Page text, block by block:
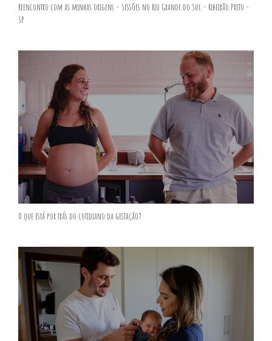
Reencontro com as minhas origens - Sessões no Rio Grande do Sul - Ribeirão Preto -
SP
O que está por trás do cotidiano da gestação?